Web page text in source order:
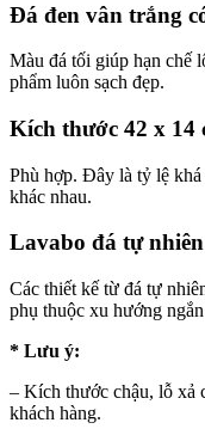
Đá đen vân trắng
Màu đá tối giúp hạn chế
phẩm luôn sạch đẹp.
Kích thước 42 x 14
Phù hợp. Đây là tỷ lệ
khác nhau.
Lavabo đá tự
Các thiết kế từ đá tự
phụ thuộc xu hướng
* Lưu ý:
– Kích thước chậu, lỗ xả
khách hàng.